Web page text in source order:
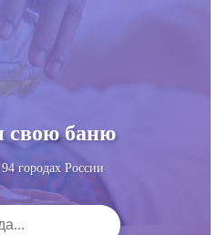
свою баню
городах России